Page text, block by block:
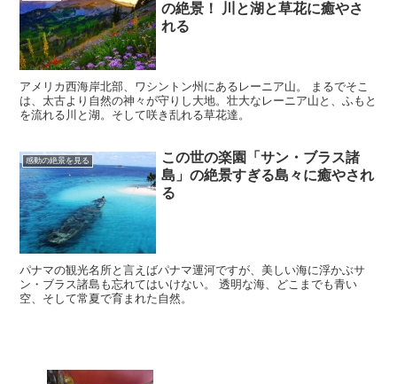
の絶景！ 川と湖と草花に癒やさ
れる
アメリカ西海岸北部、ワシントン州にあるレーニア山。 まるでそこ
は、太古より自然の神々が守りし大地。壮大なレーニア山と、ふもと
を流れる川と湖。そして咲き乱れる草花達。
感動の絶景を見る
この世の楽園「サン・ブラス諸
島」の絶景すぎる島々に癒やされ
る
パナマの観光名所と言えばパナマ運河ですが、美しい海に浮かぶサ
ン・ブラス諸島も忘れてはいけない。 透明な海、どこまでも青い
空、そして常夏で育まれた自然。